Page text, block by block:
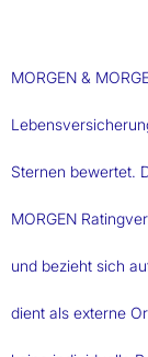
MORGEN &
Sternen bewertet.
MORGEN
und bezieht sich
dient als externe